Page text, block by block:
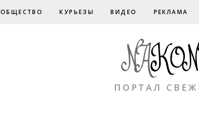
ОБЩЕСТВО КУРЬЕЗЫ ВИДЕО РЕКЛАМА
ПОРТАЛ